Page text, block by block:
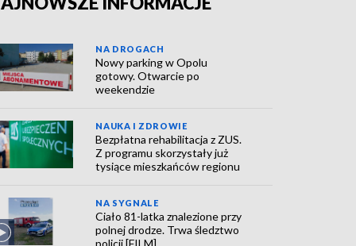
NA DROGACH
Nowy parking w Opolu
gotowy. Otwarcie po
weekendzie
NAUKA I ZDROWIE
Bezpłatna rehabilitacja z ZUS.
Z programu skorzystały już
tysiące mieszkańców regionu
NA SYGNALE
Ciało 81-latka znalezione przy
polnej drodze. Trwa śledztwo
policji [FILM]